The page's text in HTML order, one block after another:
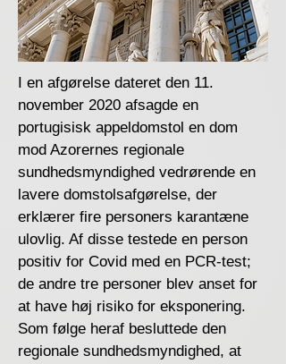
I en afgørelse dateret den 11.
november 2020 afsagde en
portugisisk appeldomstol en dom
mod Azorernes regionale
sundhedsmyndighed vedrørende en
lavere domstolsafgørelse, der
erklærer fire personers karantæne
ulovlig. Af disse testede en person
positiv for Covid med en PCR-test;
de andre tre personer blev anset for
at have høj risiko for eksponering.
Som følge heraf besluttede den
regionale sundhedsmyndighed, at